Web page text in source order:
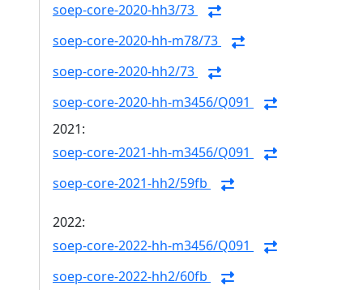
soep-core-2020-hh3/73
soep-core-2020-hh-m78/73
soep-core-2020-hh2/73
soep-core-2020-hh-m3456/Q091
2021:
soep-core-2021-hh-m3456/Q091
soep-core-2021-hh2/59fb
2022:
soep-core-2022-hh-m3456/Q091
soep-core-2022-hh2/60fb